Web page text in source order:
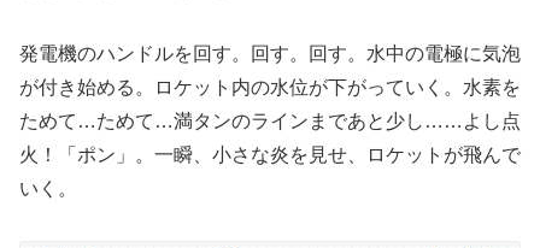
発電機のハンドルを回す。回す。回す。 水中の電極に気泡
が付き始める。
ロケット内の水位が下がっていく。水素を
ためて…ためて…満タンのラインまであと少し……よし点
火！「ポン」。一瞬、 小さな炎を見せ、ロケットが飛んで
いく。